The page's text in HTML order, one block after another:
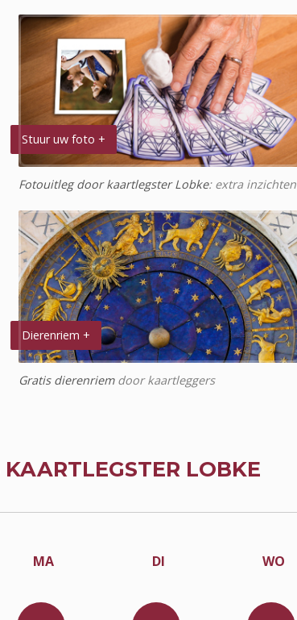
Stuur uw foto +
Fotouitleg door kaartlegster Lobke: extra inzichten
Dierenriem +
Gratis dierenriemdoor kaartleggers
KAARTLEGSTER LOBKE
MA DI WO